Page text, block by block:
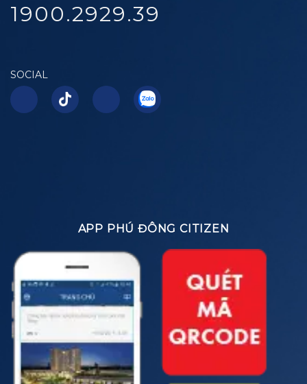
1900.2929.39
SOCIAL
APP PHÚ ĐÔNG CITIZEN